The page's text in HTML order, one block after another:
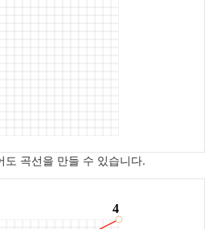
도 곡선을 만들 수 있습니다.